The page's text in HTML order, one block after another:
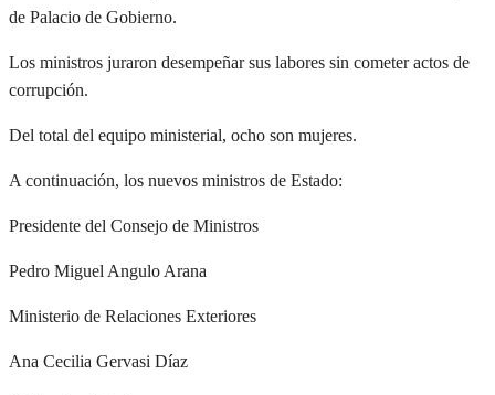
de Palacio de Gobierno.
Los ministros juraron desempeñar sus labores sin cometer actos de
corrupción.
Del total del equipo ministerial, ocho son mujeres.
A continuación, los nuevos ministros de Estado:
Presidente del Consejo de Ministros
Pedro Miguel Angulo Arana
Ministerio de Relaciones Exteriores
Ana Cecilia Gervasi Díaz